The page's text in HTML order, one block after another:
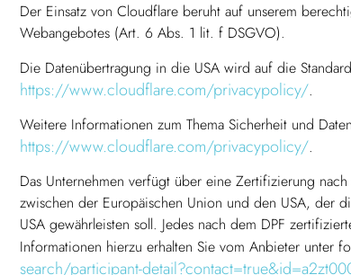
Der Einsatz von Cloudflare beruht auf unserem
Webangebotes (Art. 6 Abs. 1 lit. f DSGVO).
Die Datenübertragung in die USA wird auf die
https://www.cloudflare.com/privacypolicy/.
Weitere Informationen zum Thema Sicherheit und
https://www.cloudflare.com/privacypolicy/.
Das Unternehmen verfügt über eine Zertifizierung
zwischen der Europäischen Union und den USA, der
USA gewährleisten soll. Jedes nach dem DPF
Informationen hierzu erhalten Sie vom Anbieter unter
search/participant-